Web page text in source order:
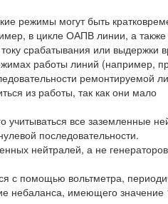
режимы могут быть
в цикле ОАПВ линии, а
срабатывания или выдержки
работы линий (например,
ремонтируемой
из работы, так как они мало
учитываться все заземленные
последовательности.
нейтралей, а не генераторов
с помощью вольтметра,
небаланса, имеющего значение